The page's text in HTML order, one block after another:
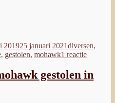
201925 januari 2021diversen,
, gestolen, mohawk1 reactieop
mohawk
in
gestolen in